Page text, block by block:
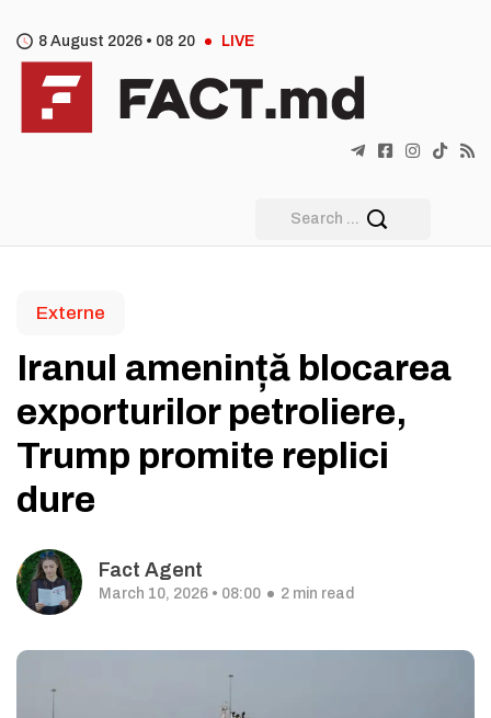
8 August 2026 • 08 20 LIVE
Externe
Iranul amenință blocarea
exporturilor petroliere,
Trump promite replici
dure
Fact Agent
March 10, 2026 • 08:00 2 min read